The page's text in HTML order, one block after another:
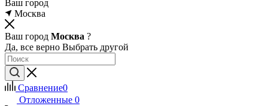
Ваш город
Москва
Ваш город Москва ?
Да, все верно Выбрать другой
Сравнение0
Отложенные 0